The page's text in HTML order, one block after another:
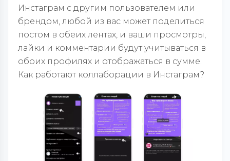
Инстаграм с другим пользователем или
брендом, любой из вас может поделиться
постом в обеих лентах, и ваши просмотры,
лайки и комментарии будут учитываться в
обоих профилях и отображаться в сумме.
Как работают коллаборации в Инстаграм?